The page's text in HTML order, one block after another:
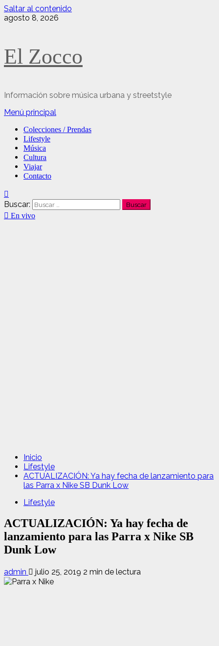
Saltar al contenido
agosto 8, 2026
El Zocco
Información sobre música urbana y streetstyle
Menú principal
Colecciones / Prendas
Lifestyle
Música
Cultura
Viajar
Contacto
Buscar:
En vivo
Inicio
Lifestyle
ACTUALIZACIÓN: Ya hay fecha de lanzamiento para
las Parra x Nike SB Dunk Low
Lifestyle
ACTUALIZACIÓN: Ya hay fecha de
lanzamiento para las Parra x Nike SB
Dunk Low
admin julio 25, 2019 2 min de lectura